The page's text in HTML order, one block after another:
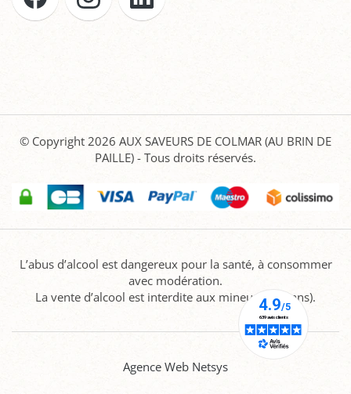
© Copyright 2026 AUX SAVEURS DE COLMAR (AU BRIN DE
PAILLE) - Tous droits réservés.
L’abus d’alcool est dangereux pour la santé, à consommer
avec modération.
La vente d’alcool est interdite aux mineurs (-18 ans).
Agence Web Netsys